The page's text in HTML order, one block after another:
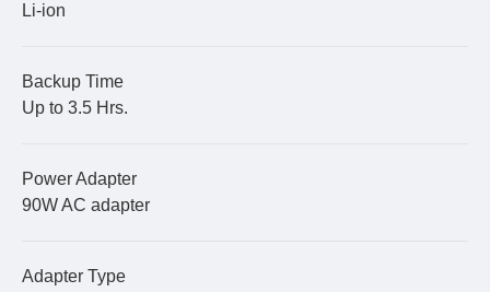
Li-ion
Backup Time
Up to 3.5 Hrs.
Power Adapter
90W AC adapter
Adapter Type